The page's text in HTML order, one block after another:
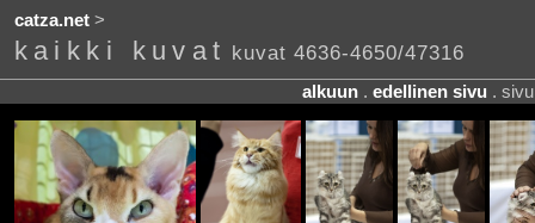
catza.net>
kaikki kuvat kuvat 4636-4650/47316
alkuun . edellinen sivu .